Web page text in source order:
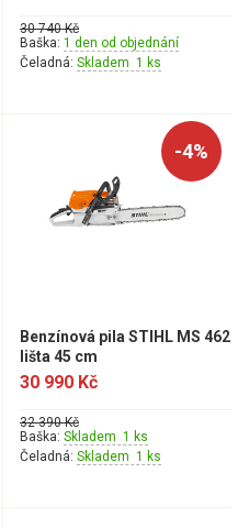
30 740 Kč
Baška: 1 den od objednání
Čeladná: Skladem 1 ks
-4%
Benzínová pila STIHL MS 462
lišta 45 cm
30 990 Kč
32 390 Kč
Baška: Skladem 1 ks
Čeladná: Skladem 1 ks